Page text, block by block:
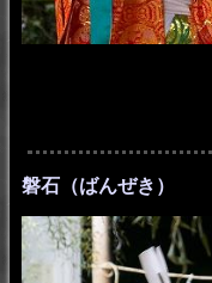
磐石（ばんぜき）